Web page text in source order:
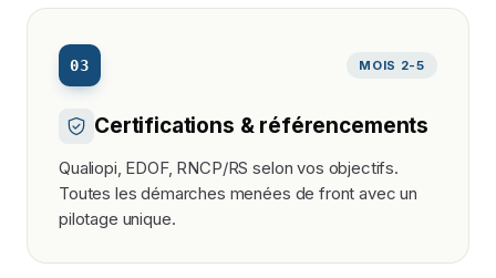
03 MOIS 2-5
Certifications & référencements
Qualiopi, EDOF, RNCP/RS selon vos objectifs.
Toutes les démarches menées de front avec un
pilotage unique.